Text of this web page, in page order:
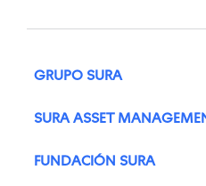
GRUPO SURA
SURA ASSET
FUNDACIÓN SURA